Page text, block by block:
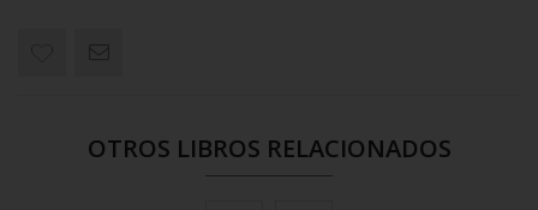
OTROS LIBROS RELACIONADOS